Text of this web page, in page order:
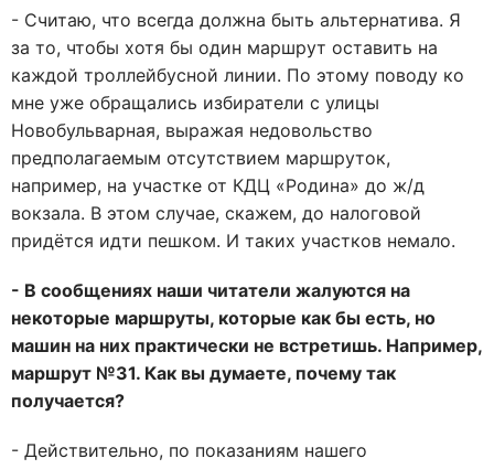
- Считаю, что всегда должна быть альтернатива. Я
за то, чтобы хотя бы один маршрут оставить на
каждой троллейбусной линии. По этому поводу ко
мне уже обращались избиратели с улицы
Новобульварная, выражая недовольство
предполагаемым отсутствием маршруток,
например, на участке от КДЦ «Родина» до ж/д
вокзала. В этом случае, скажем, до налоговой
придётся идти пешком. И таких участков немало.
- В сообщениях наши читатели жалуются на
некоторые маршруты, которые как бы есть, но
машин на них практически не встретишь. Например,
маршрут №31. Как вы думаете, почему так
получается?
- Действительно, по показаниям нашего